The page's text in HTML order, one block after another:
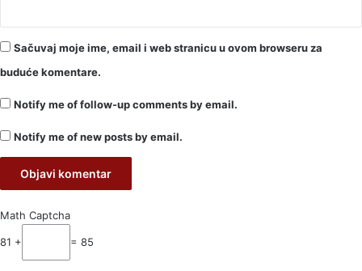
Sačuvaj moje ime, email i web stranicu u ovom browseru za
buduće komentare.
Notify me of follow-up comments by email.
Notify me of new posts by email.
Math Captcha
81 + = 85